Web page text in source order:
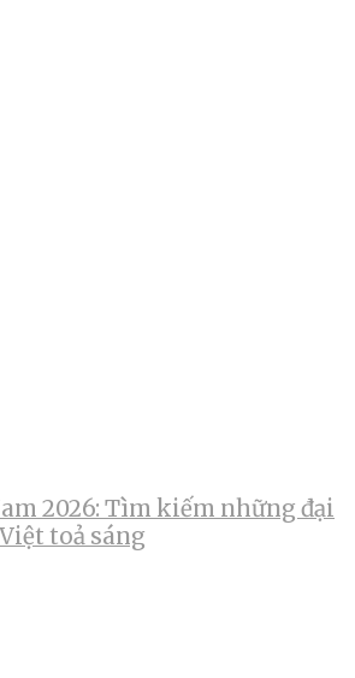
2026: Tìm kiếm những đại
toả sáng